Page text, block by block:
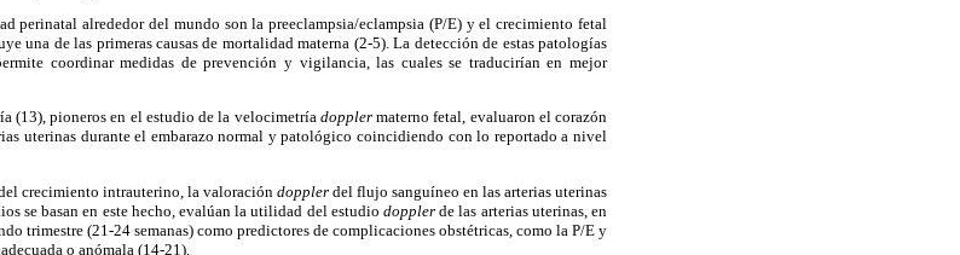
perinatal alrededor del mundo son la preeclampsia/eclampsia (P/E) y el crecimiento fetal
una de las primeras causas de mortalidad materna (2-5). La detección de estas patologías
coordinar medidas de prevención y vigilancia, las cuales se traducirían en mejor
(13), pioneros en el estudio de la velocimetría dopplermaterno fetal, evaluaron el corazón
uterinas durante el embarazo normal y patológico coincidiendo con lo reportado a nivel
crecimiento intrauterino, la valoración doppler del flujo sanguíneo en las arterias uterinas
se basan en este hecho, evalúan la utilidad del estudio dopplerde las arterias uterinas, en
trimestre (21-24 semanas) como predictores de complicaciones obstétricas, como la P/E y
o anómala (14-21).